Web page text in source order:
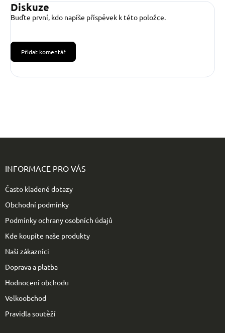
Diskuze
Buďte první, kdo napíše příspěvek k této položce.
Přidat komentář
INFORMACE PRO VÁS
Často kladené dotazy
Obchodní podmínky
Podmínky ochrany osobních údajů
Kde koupíte naše produkty
Naši zákazníci
Doprava a platba
Hodnocení obchodu
Velkoobchod
Pravidla soutěží